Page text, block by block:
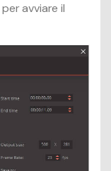
per avviare il